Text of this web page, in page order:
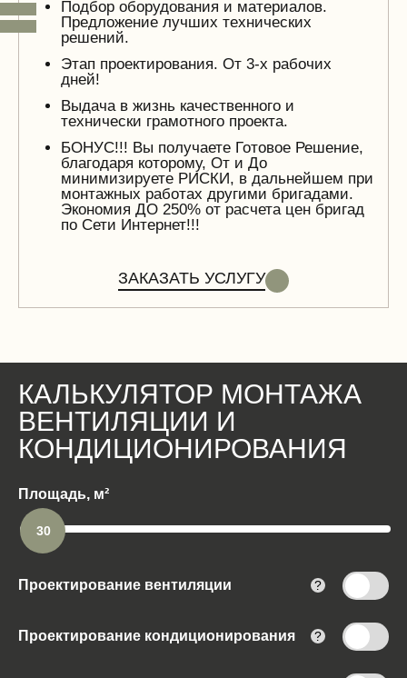
Подбор оборудования и материалов.
Предложение лучших технических
решений.
Этап проектирования. От 3-х рабочих
дней!
Выдача в жизнь качественного и
технически грамотного проекта.
БОНУС!!! Вы получаете Готовое Решение,
благодаря которому, От и До
минимизируете РИСКИ, в дальнейшем при
монтажных работах другими бригадами.
Экономия ДО 250% от расчета цен бригад
по Сети Интернет!!!
ЗАКАЗАТЬ УСЛУГУ
КАЛЬКУЛЯТОР МОНТАЖА
ВЕНТИЛЯЦИИ И
КОНДИЦИОНИРОВАНИЯ
Площадь, м²
30
Проектирование вентиляции ?
Проектирование кондиционирования ?